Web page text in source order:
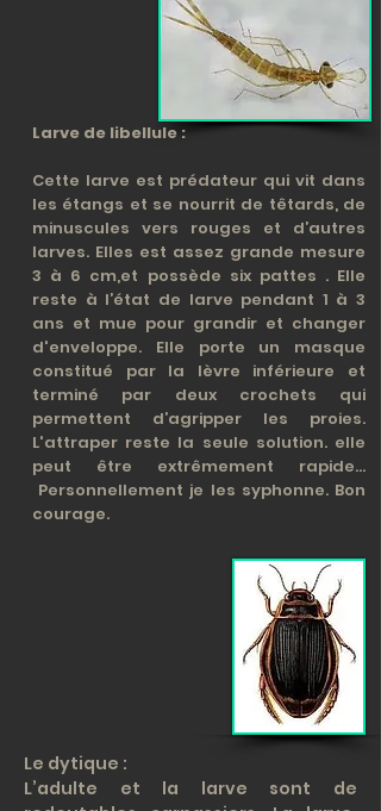
Larve de libellule :
Cette larve est prédateur qui vit dans
les étangs et se nourrit de têtards, de
minuscules vers rouges et d’autres
larves. Elles est assez grande mesure
3 à 6 cm,et possède six pattes . Elle
reste à l’état de larve pendant 1 à 3
ans et mue pour grandir et changer
d'enveloppe. Elle porte un masque
constitué par la lèvre inférieure et
terminé par deux crochets qui
permettent d’agripper les proies.
L'attraper reste la seule solution. elle
peut être extrêmement rapide...
Personnellement je les syphonne. Bon
courage.
Le dytique :
L’adulte et la larve sont de